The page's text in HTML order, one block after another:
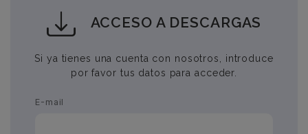
ACCESO A DESCARGAS
Si ya tienes una cuenta con nosotros, introduce
por favor tus datos para acceder.
E-mail